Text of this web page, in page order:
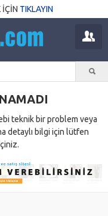
İÇİN TIKLAYIN
teknik bir problem veya
detaylı bilgi için lütfen